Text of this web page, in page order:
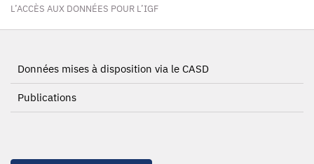
L’ACCÈS AUX DONNÉES POUR L’IGF
Données mises à disposition via le CASD
Publications